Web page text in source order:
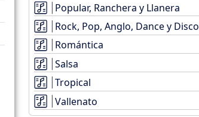
Popular, Ranchera y Llanera
Rock, Pop, Anglo, Dance y Disco
Romántica
Salsa
Tropical
Vallenato